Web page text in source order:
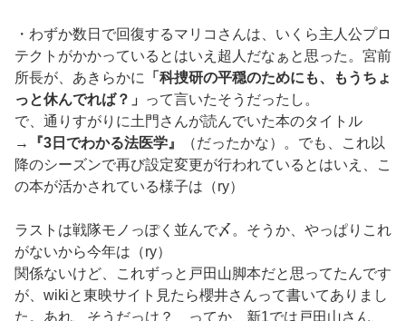
・わずか数日で回復するマリコさんは、いくら主人公プロ
テクトがかかっているとはいえ超人だなぁと思った。宮前
所長が、あきらかに
「科捜研の平穏のためにも、もうちょ
っと休んでれば？」
って言いたそうだったし。
で、通りすがりに土門さんが読んでいた本のタイトル
→
『3日でわかる法医学』
（だったかな）。でも、これ以
降のシーズンで再び設定変更が行われているとはいえ、こ
の本が活かされている様子は（ry）
ラストは戦隊モノっぽく並んで〆。そうか、やっぱりこれ
がないから今年は（ry）
関係ないけど、これずっと戸田山脚本だと思ってたんです
が、wikiと東映サイト見たら櫻井さんって書いてありまし
た。あれ、そうだっけ？ ってか、新1では戸田山さん、